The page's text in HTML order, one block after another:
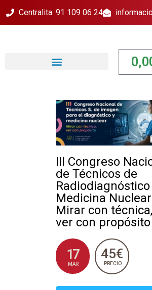
Centralita: 91 109 06 24
III Congreso
de Técnicos de
Radiodiagnóstico
Medicina
Mirar con técnica,
ver con propósito
17
MAR
45€
PRECIO